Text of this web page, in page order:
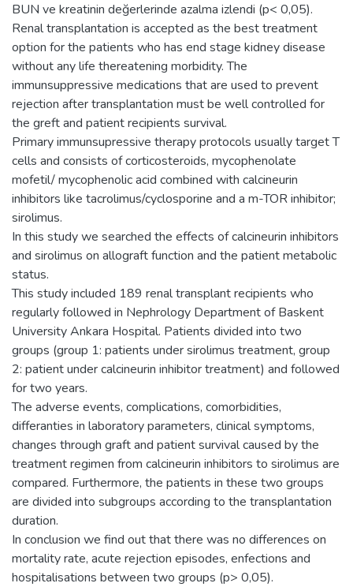
BUN ve kreatinin değerlerinde azalma izlendi (p< 0,05).
Renal transplantation is accepted as the best treatment
option for the patients who has end stage kidney disease
without any life thereatening morbidity. The
immunsuppressive medications that are used to prevent
rejection after transplantation must be well controlled for
the greft and patient recipients survival.
Primary immunsupressive therapy protocols usually target T
cells and consists of corticosteroids, mycophenolate
mofetil/ mycophenolic acid combined with calcineurin
inhibitors like tacrolimus/cyclosporine and a m-TOR inhibitor;
sirolimus.
In this study we searched the effects of calcineurin inhibitors
and sirolimus on allograft function and the patient metabolic
status.
This study included 189 renal transplant recipients who
regularly followed in Nephrology Department of Baskent
University Ankara Hospital. Patients divided into two
groups (group 1: patients under sirolimus treatment, group
2: patient under calcineurin inhibitor treatment) and followed
for two years.
The adverse events, complications, comorbidities,
differanties in laboratory parameters, clinical symptoms,
changes through graft and patient survival caused by the
treatment regimen from calcineurin inhibitors to sirolimus are
compared. Furthermore, the patients in these two groups
are divided into subgroups according to the transplantation
duration.
In conclusion we find out that there was no differences on
mortality rate, acute rejection episodes, enfections and
hospitalisations between two groups (p> 0,05).